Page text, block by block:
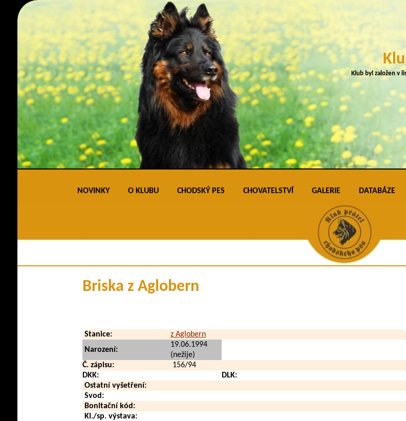
Klub byl založen v
NOVINKY O KLUBU
Kontakty
Klubové zpravodaje
CHODSKÝ PES
Využití
Zahraniční kluby
CHOVATELSTVÍ
Přehled vrhů
Vystavené KL
Výpočet příbuznosti
Chovatelské stanice
Zápisní řád
Bonitační řád
GALERIE
Podmínky pro vkládání
Galerie úspěšných -
Galerie
Galerie
DATABÁZE
Briska z Aglobern
Stanice: z Aglobern
Narození:
19.06.1994
(nežije)
Č. zápisu:
156/94
DKK:
DLK:
Ostatní vyšetření:
Svod:
Bonitační kód:
Kl./sp. výstava: